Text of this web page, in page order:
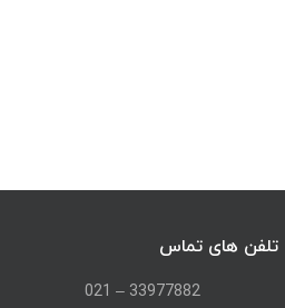
تلفن های تماس
33977882 – 021